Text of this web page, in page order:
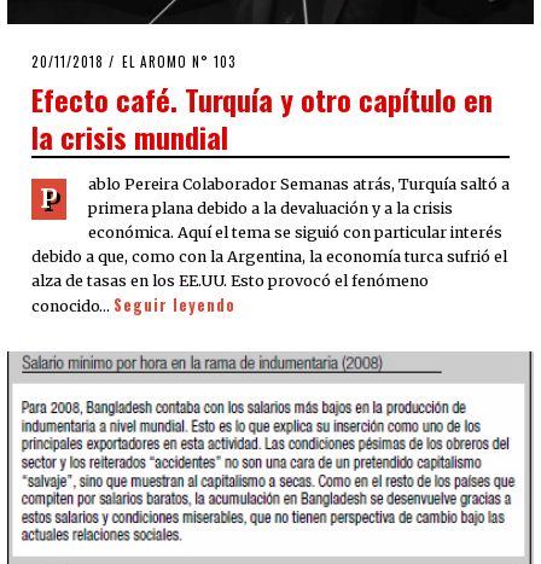
POSTED
20/11/2018 EL AROMO N° 103
Efecto café. Turquía y otro capítulo en
la crisis mundial
P
ablo Pereira Colaborador Semanas atrás, Turquía saltó a
primera plana debido a la devaluación y a la crisis
económica. Aquí el tema se siguió con particular interés
debido a que, como con la Argentina, la economía turca sufrió el
alza de tasas en los EE.UU. Esto provocó el fenómeno
conocido… Seguir leyendo